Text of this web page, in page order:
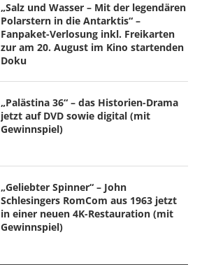
„Salz und Wasser – Mit der legendären
Polarstern in die Antarktis“ –
Fanpaket-Verlosung inkl. Freikarten
zur am 20. August im Kino startenden
Doku
„Palästina 36“ – das Historien-Drama
jetzt auf DVD sowie digital (mit
Gewinnspiel)
„Geliebter Spinner“ – John
Schlesingers RomCom aus 1963 jetzt
in einer neuen 4K-Restauration (mit
Gewinnspiel)